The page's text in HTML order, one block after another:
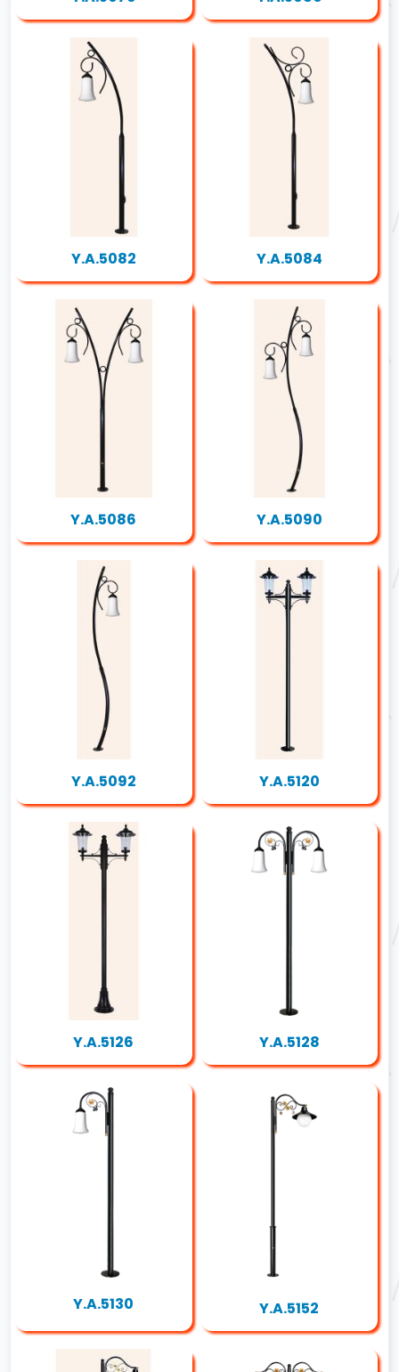
Y.A.5082 Y.A.5084
Y.A.5086 Y.A.5090
Y.A.5092 Y.A.5120
Y.A.5126 Y.A.5128
Y.A.5130 Y.A.5152